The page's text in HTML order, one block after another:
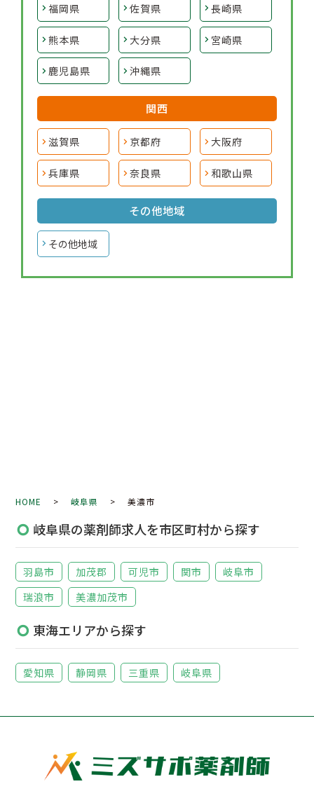
福岡県 佐賀県 長崎県
熊本県 大分県 宮崎県
鹿児島県 沖縄県
関西
滋賀県 京都府 大阪府
兵庫県 奈良県 和歌山県
その他地域
その他地域
HOME >岐阜県 > 美濃市
岐阜県の薬剤師求人を市区町村から探す
羽島市 加茂郡 可児市 関市
岐阜市
瑞浪市
美濃加茂市
東海エリアから探す
愛知県 静岡県 三重県 岐阜県